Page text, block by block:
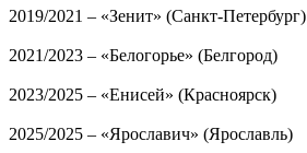
2019/2021 – «Зенит» (Санкт-Петербург)
2021/2023 – «Белогорье» (Белгород)
2023/2025 – «Енисей» (Красноярск)
2025/2025 – «Ярославич» (Ярославль)